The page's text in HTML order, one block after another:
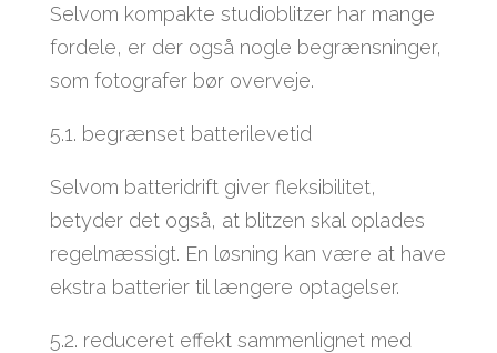
Selvom kompakte studioblitzer har mange
fordele, er der også nogle begrænsninger,
som fotografer bør overveje.
5.1. begrænset batterilevetid
Selvom batteridrift giver fleksibilitet,
betyder det også, at blitzen skal oplades
regelmæssigt. En løsning kan være at have
ekstra batterier til længere optagelser.
5.2. reduceret effekt sammenlignet med